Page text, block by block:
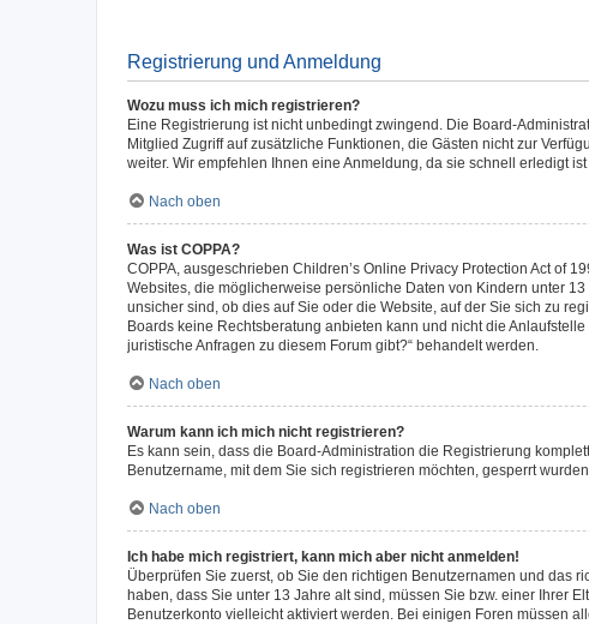
Registrierung und Anmeldung
Wozu muss ich mich registrieren?
Eine Registrierung ist nicht unbedingt zwingend. Die Board-
Mitglied Zugriff auf zusätzliche Funktionen, die Gästen nicht zur
weiter. Wir empfehlen Ihnen eine Anmeldung, da sie schnell erledigt
Nach oben
Was ist COPPA?
COPPA, ausgeschrieben Children’s Online Privacy Protection Act of
Websites, die möglicherweise persönliche Daten von Kindern unter
unsicher sind, ob dies auf Sie oder die Website, auf der Sie sich zu
Boards keine Rechtsberatung anbieten kann und nicht die
juristische Anfragen zu diesem Forum gibt?“ behandelt werden.
Nach oben
Warum kann ich mich nicht registrieren?
Es kann sein, dass die Board-Administration die Registrierung
Benutzername, mit dem Sie sich registrieren möchten, gesperrt
Nach oben
Ich habe mich registriert, kann mich aber nicht anmelden!
Überprüfen Sie zuerst, ob Sie den richtigen Benutzernamen und das
haben, dass Sie unter 13 Jahre alt sind, müssen Sie bzw. einer Ihrer
Benutzerkonto vielleicht aktiviert werden. Bei einigen Foren müssen